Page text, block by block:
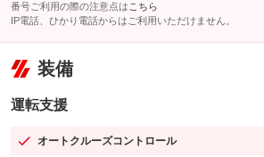
番号ご利用の際の注意点は こちら
IP電話、ひかり電話からはご利用いただけません。
装備
運転支援
オートクルーズコントロール
：装備あり